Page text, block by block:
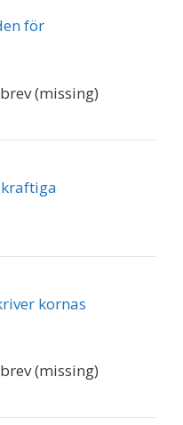
för
(missing)
kornas
(missing)